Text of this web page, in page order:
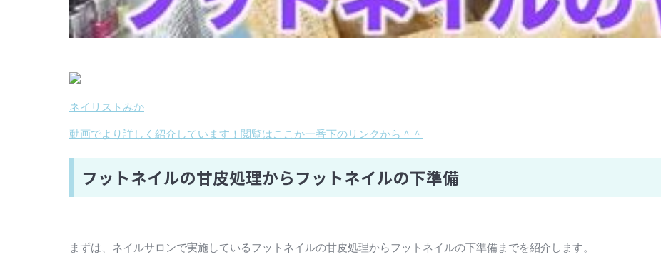
ネイリストみか
動画でより詳しく紹介しています！閲覧はここか一番下のリンクから＾＾
フットネイルの甘皮処理からフットネイルの下準備
まずは、ネイルサロンで実施しているフットネイルの甘皮処理からフットネイルの下準備までを紹介します。